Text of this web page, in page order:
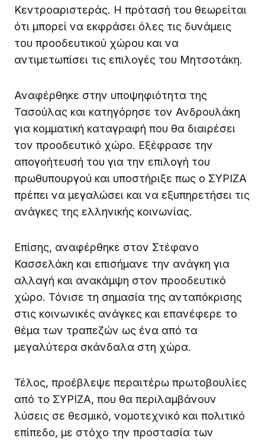
Κεντροαριστεράς. Η πρότασή του θεωρείται
ότι μπορεί να εκφράσει όλες τις δυνάμεις
του προοδευτικού χώρου και να
αντιμετωπίσει τις επιλογές του Μητσοτάκη.
Αναφέρθηκε στην υποψηφιότητα της
Τασούλας και κατηγόρησε τον Ανδρουλάκη
για κομματική καταγραφή που θα διαιρέσει
τον προοδευτικό χώρο. Εξέφρασε την
απογοήτευσή του για την επιλογή του
πρωθυπουργού και υποστήριξε πως ο ΣΥΡΙΖΑ
πρέπει να μεγαλώσει και να εξυπηρετήσει τις
ανάγκες της ελληνικής κοινωνίας.
Επίσης, αναφέρθηκε στον Στέφανο
Κασσελάκη και επισήμανε την ανάγκη για
αλλαγή και ανακάμψη στον προοδευτικό
χώρο. Τόνισε τη σημασία της ανταπόκρισης
στις κοινωνικές ανάγκες και επανέφερε το
θέμα των τραπεζών ως ένα από τα
μεγαλύτερα σκάνδαλα στη χώρα.
Τέλος, προέβλεψε περαιτέρω πρωτοβουλίες
από το ΣΥΡΙΖΑ, που θα περιλαμβάνουν
λύσεις σε θεσμικό, νομοτεχνικό και πολιτικό
επίπεδο, με στόχο την προστασία των